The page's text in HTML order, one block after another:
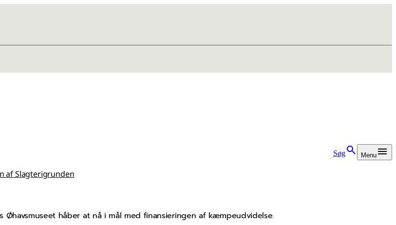
Søg Menu
af Slagterigrunden
håber at nå i mål med finansieringen af kæmpeudvidelse.